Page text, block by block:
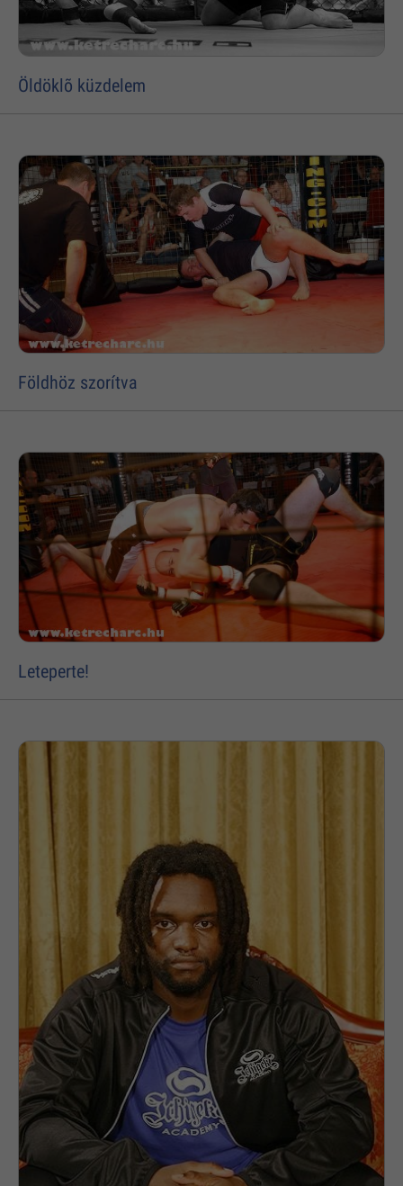
Öldöklõ küzdelem
Földhöz szorítva
Leteperte!